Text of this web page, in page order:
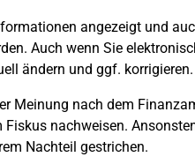
angezeigt und
Auch wenn Sie
ändern und ggf. korrigieren.
Meinung nach dem
nachweisen.
Nachteil gestrichen.